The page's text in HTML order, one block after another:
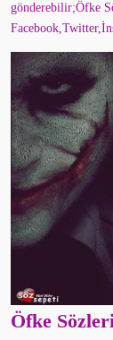
gönderebilir;Öfke
Öfke Sözleri